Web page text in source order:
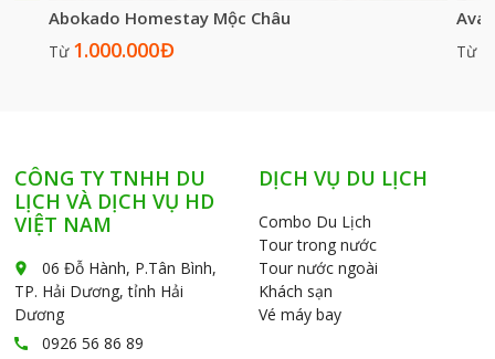
Abokado Homestay Mộc Châu
Từ 1.000.000Đ Từ
CÔNG TY TNHH DU
LỊCH VÀ DỊCH VỤ HD
VIỆT NAM
place
06 Đỗ Hành, P.Tân Bình,
TP. Hải Dương, tỉnh Hải
Dương
call 0926 56 86 89
DỊCH VỤ DU LỊCH
Combo Du Lịch
Tour trong nước
Tour nước ngoài
Khách sạn
Vé máy bay